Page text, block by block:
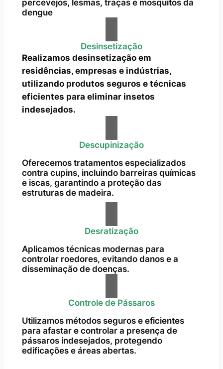
percevejos, lesmas, traças e mosquitos da
dengue
Desinsetização
Realizamos desinsetização em
residências, empresas e indústrias,
utilizando produtos seguros e técnicas
eficientes para eliminar insetos
indesejados.
Descupinização
Oferecemos tratamentos especializados
contra cupins, incluindo barreiras químicas
e iscas, garantindo a proteção das
estruturas de madeira.
Desratização
Aplicamos técnicas modernas para
controlar roedores, evitando danos e a
disseminação de doenças.
Controle de Pássaros
Utilizamos métodos seguros e eficientes
para afastar e controlar a presença de
pássaros indesejados, protegendo
edificações e áreas abertas.